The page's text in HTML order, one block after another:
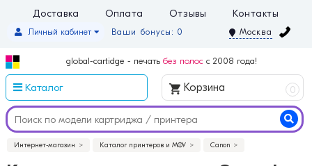
Доставка Оплата Отзывы Контакты
Ваши бонусы: 0
Личный кабинет Москва
global-cartidge - печать без полос с 2008 года!
Каталог Корзина 0
Интернет-магазин Каталог принтеров и МФУ Canon